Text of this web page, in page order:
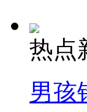
热点
男孩